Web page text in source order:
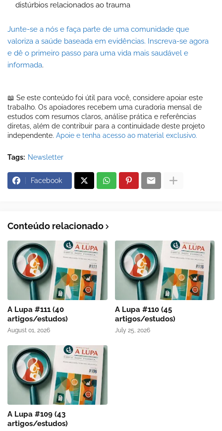
distúrbios relacionados ao trauma
Junte-se a nós e faça parte de uma comunidade que
valoriza a saúde baseada em evidências. Inscreva-se agora
e dê o primeiro passo para uma vida mais saudável e
informada.
📖 Se este conteúdo foi útil para você, considere apoiar este
trabalho. Os apoiadores recebem uma curadoria mensal de
estudos com resumos claros, análise prática e referências
diretas, além de contribuir para a continuidade deste projeto
independente. Apoie e tenha acesso ao material exclusivo.
Tags: Newsletter
Facebook
Conteúdo relacionado
A Lupa #111 (40
artigos/estudos)
August 01, 2026
A Lupa #110 (45
artigos/estudos)
July 25, 2026
A Lupa #109 (43
artigos/estudos)